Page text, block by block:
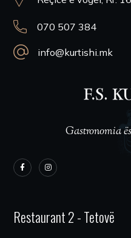
070 507 384
info@kurtishi.mk
Gastronomia
Restaurant 2 - Tetovë